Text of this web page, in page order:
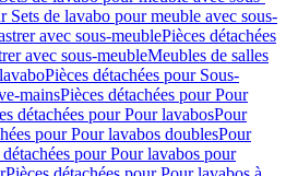
Sets de lavabo pour meuble avec sous-
avec sous-meublePièces détachées
avec sous-meubleMeubles de salles
Pièces détachées pour Sous-
mainsPièces détachées pour Pour
détachées pour Pour lavabosPour
pour Pour lavabos doublesPour
détachées pour Pour lavabos pour